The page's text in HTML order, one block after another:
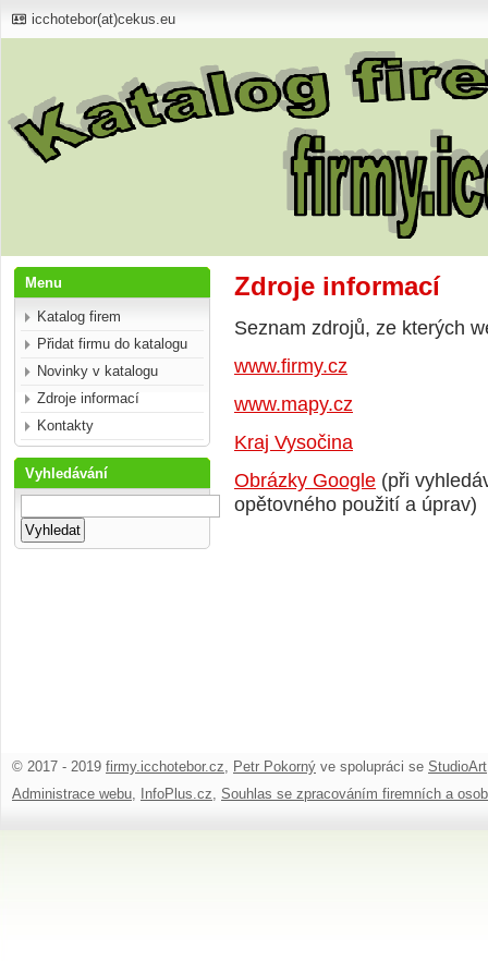
icchotebor(at)cekus.eu
Menu
Katalog firem
Přidat firmu do katalogu
Novinky v katalogu
Zdroje informací
Kontakty
Vyhledávání
Zdroje informací
Seznam zdrojů, ze kterých
www.firmy.cz
www.mapy.cz
Kraj Vysočina
Obrázky Google (při
opětovného použití a úprav)
© 2017 - 2019 firmy.icchotebor.cz, Petr Pokorný ve spolupráci se StudioArt
Administrace webu, InfoPlus.cz, Souhlas se zpracováním firemních a